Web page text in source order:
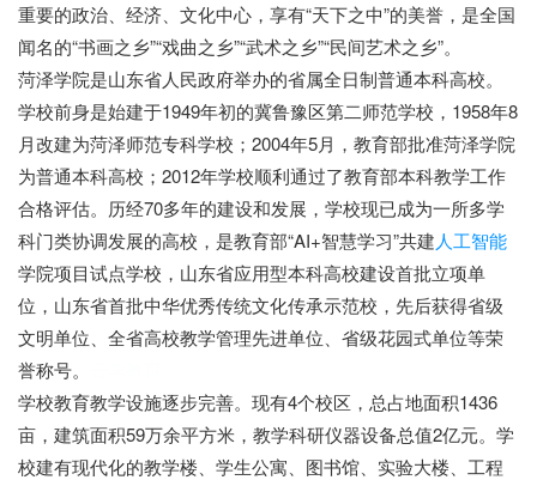
重要的政治、经济、文化中心，享有“天下之中”的美誉，是全国
闻名的“书画之乡”“戏曲之乡”“武术之乡”“民间艺术之乡”。
菏泽学院是山东省人民政府举办的省属全日制普通本科高校。
学校前身是始建于1949年初的冀鲁豫区第二师范学校，1958年8
月改建为菏泽师范专科学校；2004年5月，教育部批准菏泽学院
为普通本科高校；2012年学校顺利通过了教育部本科教学工作
合格评估。历经70多年的建设和发展，学校现已成为一所多学
科门类协调发展的高校，是教育部“AI+智慧学习”共建人工智能
学院项目试点学校，山东省应用型本科高校建设首批立项单
位，山东省首批中华优秀传统文化传承示范校，先后获得省级
文明单位、全省高校教学管理先进单位、省级花园式单位等荣
誉称号。
学校教育教学设施逐步完善。现有4个校区，总占地面积1436
亩，建筑面积59万余平方米，教学科研仪器设备总值2亿元。学
校建有现代化的教学楼、学生公寓、图书馆、实验大楼、工程